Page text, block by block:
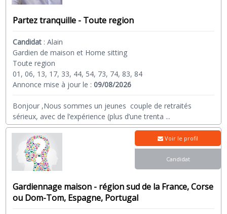
Partez tranquille - Toute region
Candidat :Alain
Gardien de maison et Home sitting
Toute region
01, 06, 13, 17, 33, 44, 54, 73, 74, 83, 84
Annonce mise à jour le :09/08/2026
Bonjour ,Nous sommes un jeunes couple de retraités
sérieux, avec de l’expérience (plus d’une trenta ...
Gardiennage maison - région sud de la France, Corse
ou Dom-Tom, Espagne, Portugal
Voir le profil
Candidat